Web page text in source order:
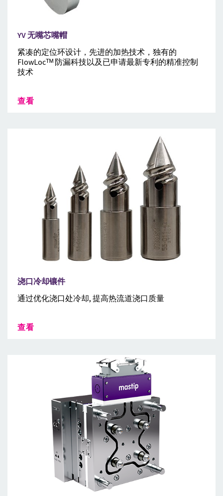
YV 无嘴芯嘴帽
紧凑的定位环设计，先进的加热技术，独有的
FlowLocᵀᴹ 防漏科技以及已申请最新专利的精准控制
技术
查看
浇口冷却镶件
通过优化浇口处冷却, 提高热流道浇口质量
查看